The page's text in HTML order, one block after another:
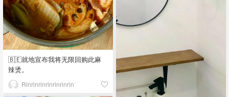
🇧🇪就地宣布我将无限回购此麻
辣烫。
Rinrinrinrinrinrinrin